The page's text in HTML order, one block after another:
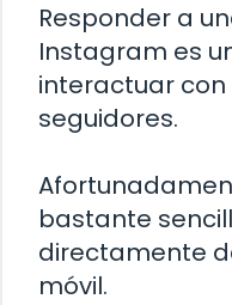
Responder a
Instagram es
interactuar
seguidores.
bastante
directamente
móvil.